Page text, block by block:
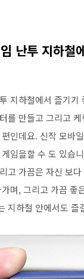
난투 지하철
지하철에서 즐기
를 만들고 그리고
인데요. 신작 모바
임을할 수 도 있습
고 가끔은 자신 보
며, 그리고 가끔 좋
지하철 안에서도